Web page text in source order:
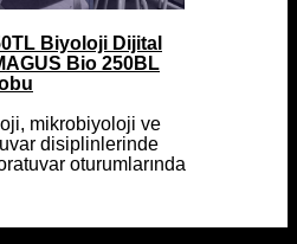
Biyoloji Dijital
Bio 250BL
mikrobiyoloji ve
disiplinlerinde
oturumlarında
Biyoloji Dijital
Bio 250BL
mikrobiyoloji ve
disiplinlerinde
oturumlarında